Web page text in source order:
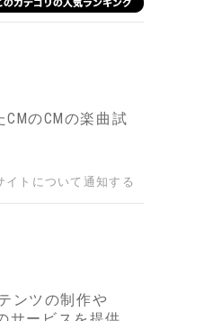
のCMの楽曲試
イトについて通知する
ンツの制作や